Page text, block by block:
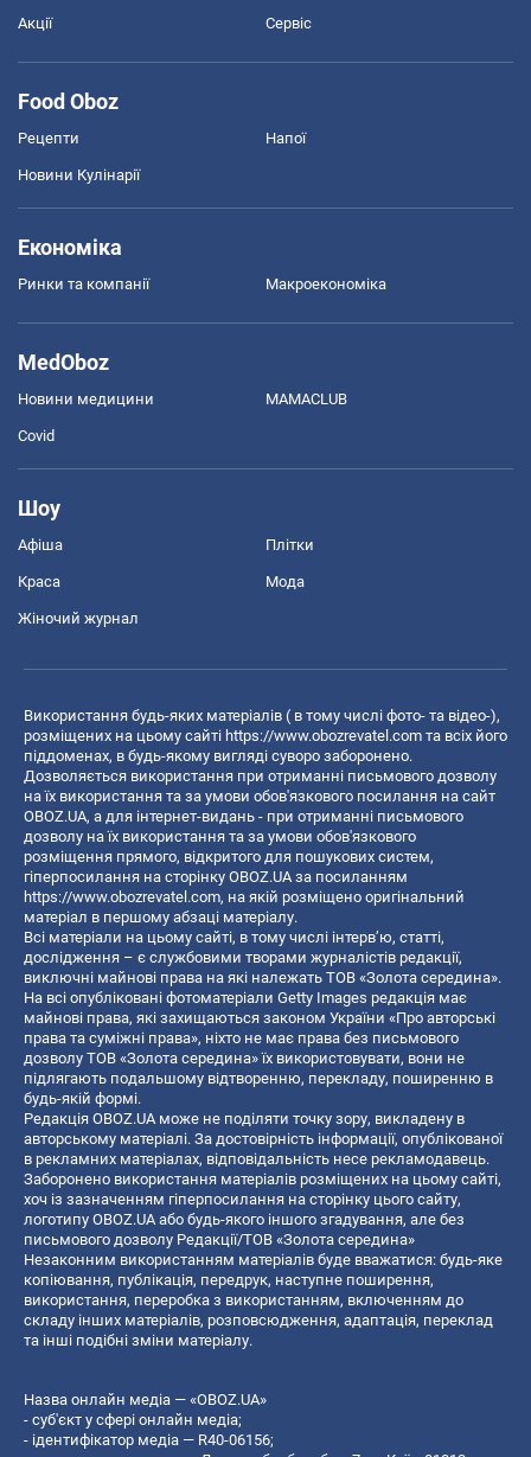
Акції Сервіс
Food Oboz
Рецепти Напої
Новини Кулінарії
Економіка
Ринки та компанії Макроекономіка
MedOboz
Новини медицини MAMACLUB
Covid
Шоу
Афіша Плітки
Краса Мода
Жіночий журнал
Використання будь-яких матеріалів ( в тому числі фото- та відео-),
розміщених на цьому сайті https://www.obozrevatel.com та всіх його
піддоменах, в будь-якому вигляді суворо заборонено.
Дозволяється використання при отриманні письмового дозволу
на їх використання та за умови обов'язкового посилання на сайт
OBOZ.UA, а для інтернет-видань - при отриманні письмового
дозволу на їх використання та за умови обов'язкового
розміщення прямого, відкритого для пошукових систем,
гіперпосилання на сторінку OBOZ.UA за посиланням
https://www.obozrevatel.com, на якій розміщено оригінальний
матеріал в першому абзаці матеріалу.
Всі матеріали на цьому сайті, в тому числі інтерв’ю, статті,
дослідження – є службовими творами журналістів редакції,
виключні майнові права на які належать ТОВ «Золота середина».
На всі опубліковані фотоматеріали Getty Images редакція має
майнові права, які захищаються законом України «Про авторські
права та суміжні права», ніхто не має права без письмового
дозволу ТОВ «Золота середина» їх використовувати, вони не
підлягають подальшому відтворенню, перекладу, поширенню в
будь-якій формі.
Редакція OBOZ.UA може не поділяти точку зору, викладену в
авторському матеріалі. За достовірність інформації, опублікованої
в рекламних матеріалах, відповідальність несе рекламодавець.
Заборонено використання матеріалів розміщених на цьому сайті,
хоч із зазначенням гіперпосилання на сторінку цього сайту,
логотипу OBOZ.UA або будь-якого іншого згадування, але без
письмового дозволу Редакції/ТОВ «Золота середина»
Незаконним використанням матеріалів буде вважатися: будь-яке
копiювання, публiкацiя, передрук, наступне поширення,
використання, переробка з використанням, включенням до
складу інших матеріалів, розповсюдження, адаптація, переклад
та інші подібні зміни матеріалу.
Назва онлайн медіа — «OBOZ.UA»
- суб'єкт у сфері онлайн медіа;
- ідентифікатор медіа — R40-06156;